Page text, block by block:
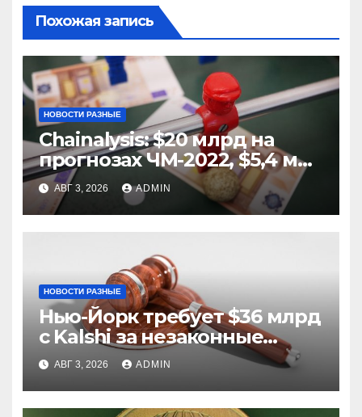
Похожая запись
НОВОСТИ РАЗНЫЕ
Chainalysis: $20 млрд на
прогнозах ЧМ-2022, $5,4 млн
из них незаконные
АВГ 3, 2026 ADMIN
НОВОСТИ РАЗНЫЕ
Нью-Йорк требует $36 млрд
с Kalshi за незаконные
ставки
АВГ 3, 2026 ADMIN